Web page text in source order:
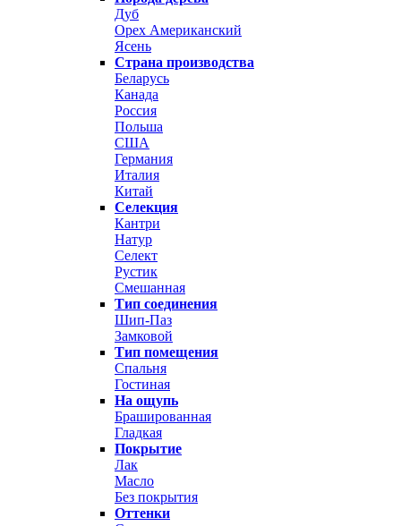
Дуб
Орех Американский
Ясень
Страна производства
Беларусь
Канада
Россия
Польша
США
Германия
Италия
Китай
Селекция
Кантри
Натур
Селект
Рустик
Смешанная
Тип соединения
Шип-Паз
Замковой
Тип помещения
Спальня
Гостиная
На ощупь
Брашированная
Гладкая
Покрытие
Лак
Масло
Без покрытия
Оттенки